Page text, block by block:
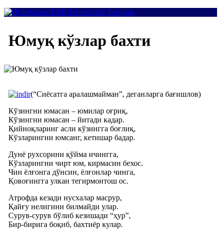
Юмуқ кўзлар бахти
(“Сиёсатга аралашмайман”, деганларга бағишлов)
Кўзингни юмасан – юмилар оғриқ,
Кўзингни юмасан – йитади кадар.
Қийноқларинг асли кўзингга боғлиқ,
Кўзларингни юмсанг, кетишар бадар.
Дунё рухсорини қўйма ичингга,
Кўзларингни чирт юм, кирмасин бехос.
Чин ёлғонга дўнсин, ёлғонлар чинга,
Қовоғингга улкан тегирмонтош ос.
Атрофда кезади нусхалар масрур,
Қайғу нелигини билмайди улар.
Сурув-сурув бўлиб кезишади “ҳур”,
Бир-бирига боқиб, бахтиёр кулар.